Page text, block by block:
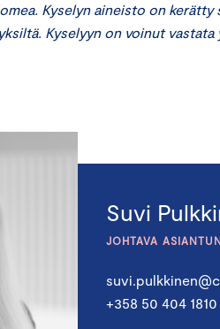
Kyselyn aineisto on kerätty
Kyselyyn on voinut
Suvi
JOHTAVA
+358 50 404 1810